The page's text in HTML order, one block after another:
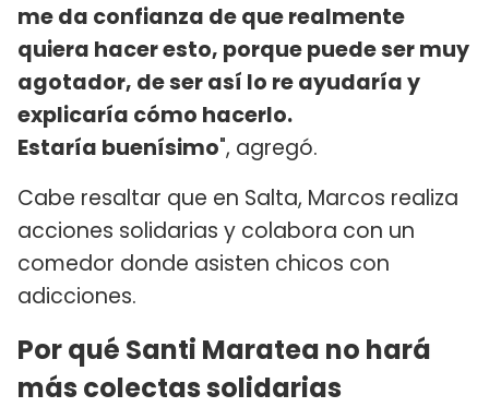
me da confianza de que realmente
quiera hacer esto, porque puede ser muy
agotador, de ser así lo re ayudaría y
explicaría cómo hacerlo.
Estaría buenísimo", agregó.
Cabe resaltar que en Salta, Marcos realiza
acciones solidarias y colabora con un
comedor donde asisten chicos con
adicciones.
Por qué Santi Maratea no hará
más colectas solidarias